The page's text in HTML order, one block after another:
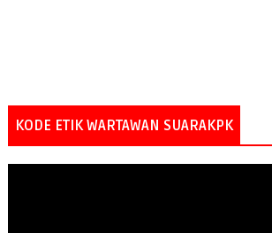
KODE ETIK WARTAWAN SUARAKPK